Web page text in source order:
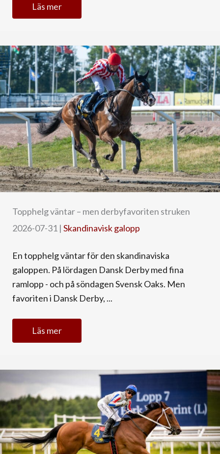
Läs mer
Topphelg väntar – men derbyfavoriten struken
2026-07-31 | Skandinavisk galopp
En topphelg väntar för den skandinaviska
galoppen. På lördagen Dansk Derby med fina
ramlopp - och på söndagen Svensk Oaks. Men
favoriten i Dansk Derby, ...
Läs mer